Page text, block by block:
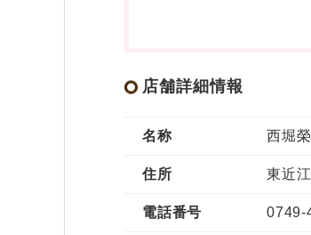
店舗詳細情報
名称 西堀
住所 東近
電話番号 0749-